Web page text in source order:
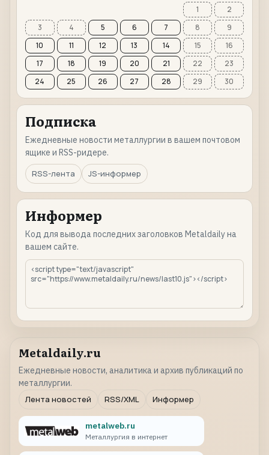
1
2
3
4 5 6 7 8
9
10
11 12 13 14 15
16
17
18 19 20 21 22
23
24
25 26 27 28 29 30
Подписка
Ежедневные новости металлургии в вашем почтовом
ящике и RSS-ридере.
RSS-лента
JS-информер
Информер
Код для вывода последних заголовков Metaldaily на
вашем сайте.
Metaldaily.ru
Ежедневные новости, аналитика и архив публикаций по
металлургии.
Лента новостей
RSS/XML Информер
metalweb.ru
Металлургия в интернет